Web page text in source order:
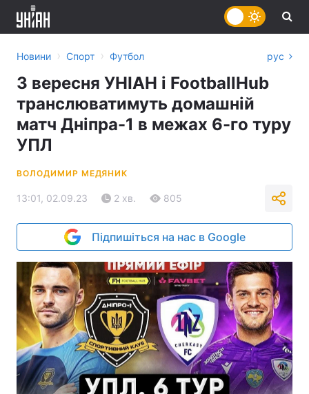
Новини › Спорт › Футбол рус
3 вересня УНІАН і FootballHub
транслюватимуть домашній
матч Дніпра-1 в межах 6-го туру
УПЛ
ВОЛОДИМИР МЕДЯНИК
13:01, 02.09.23 2 хв. 805
Підпишіться на нас в Google